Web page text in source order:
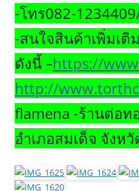
-โทร082-
-สนใจสินค้าเพิ่มเติ
ดังนี้ –https://
http://
flamena -ร้านต่อท
อำเภอสมเด็จ จังห